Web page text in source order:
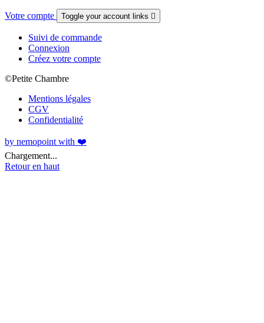
Votre compte Toggle your account links 
Suivi de commande
Connexion
Créez votre compte
©Petite Chambre
Mentions légales
CGV
Confidentialité
by nemopoint with ❤️
Chargement...
Retour en haut